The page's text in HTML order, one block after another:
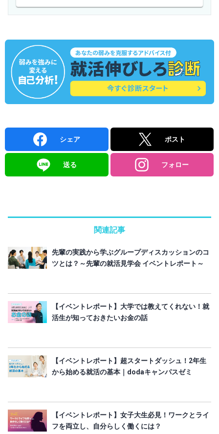
シェア ポスト
送る フォロー
関連記事
先輩の実践から学ぶグループディスカッションのコ
ツとは？～先輩の就活見学会 イベントレポート～
【イベントレポート】大学では教えてくれない！就
活生が知っておきたいお金の話
【イベントレポート】超スタートダッシュ！2年生
から始める就活の基本｜dodaキャンパスゼミ
【イベントレポート】女子大生必見！ワークとライ
フを両立し、自分らしく働くには？